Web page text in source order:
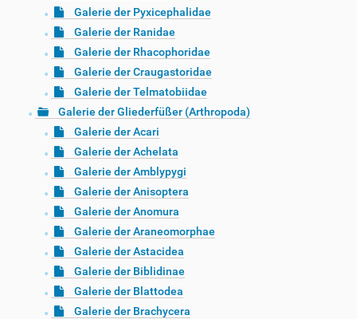
Galerie der Pyxicephalidae
Galerie der Ranidae
Galerie der Rhacophoridae
Galerie der Craugastoridae
Galerie der Telmatobiidae
Galerie der Gliederfüßer (Arthropoda)
Galerie der Acari
Galerie der Achelata
Galerie der Amblypygi
Galerie der Anisoptera
Galerie der Anomura
Galerie der Araneomorphae
Galerie der Astacidea
Galerie der Biblidinae
Galerie der Blattodea
Galerie der Brachycera